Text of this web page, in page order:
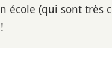
(qui sont très